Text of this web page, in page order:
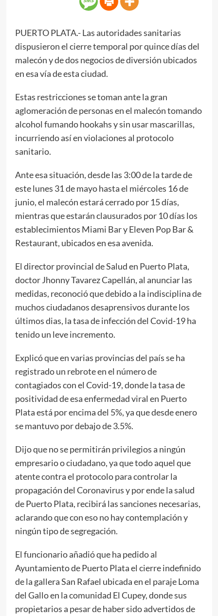
PUERTO PLATA.- Las autoridades sanitarias
dispusieron el cierre temporal por quince días del
malecón y de dos negocios de diversión ubicados
en esa vía de esta ciudad.
Estas restricciones se toman ante la gran
aglomeración de personas en el malecón tomando
alcohol fumando hookahs y sin usar mascarillas,
incurriendo así en violaciones al protocolo
sanitario.
Ante esa situación, desde las 3:00 de la tarde de
este lunes 31 de mayo hasta el miércoles 16 de
junio, el malecón estará cerrado por 15 días,
mientras que estarán clausurados por 10 días los
establecimientos Miami Bar y Eleven Pop Bar &
Restaurant, ubicados en esa avenida.
El director provincial de Salud en Puerto Plata,
doctor Jhonny Tavarez Capellán, al anunciar las
medidas, reconoció que debido a la indisciplina de
muchos ciudadanos desaprensivos durante los
últimos dias, la tasa de infección del Covid-19 ha
tenido un leve incremento.
Explicó que en varias provincias del país se ha
registrado un rebrote en el número de
contagiados con el Covid-19, donde la tasa de
positividad de esa enfermedad viral en Puerto
Plata está por encima del 5%, ya que desde enero
se mantuvo por debajo de 3.5%.
Dijo que no se permitirán privilegios a ningún
empresario o ciudadano, ya que todo aquel que
atente contra el protocolo para controlar la
propagación del Coronavirus y por ende la salud
de Puerto Plata, recibirá las sanciones necesarias,
aclarando que con eso no hay contemplación y
ningún tipo de segregación.
El funcionario añadió que ha pedido al
Ayuntamiento de Puerto Plata el cierre indefinido
de la gallera San Rafael ubicada en el paraje Loma
del Gallo en la comunidad El Cupey, donde sus
propietarios a pesar de haber sido advertidos de